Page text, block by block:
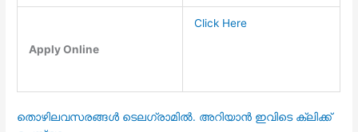
Apply Online
Click Here
തൊഴിലവസരങ്ങൾ ടെലഗ്രാമിൽ. അറിയാൻ ഇവിടെ ക്ലിക്ക്